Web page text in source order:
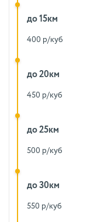
до 15км
400 р/куб
до 20км
450 р/куб
до 25км
500 р/куб
до 30км
550 р/куб